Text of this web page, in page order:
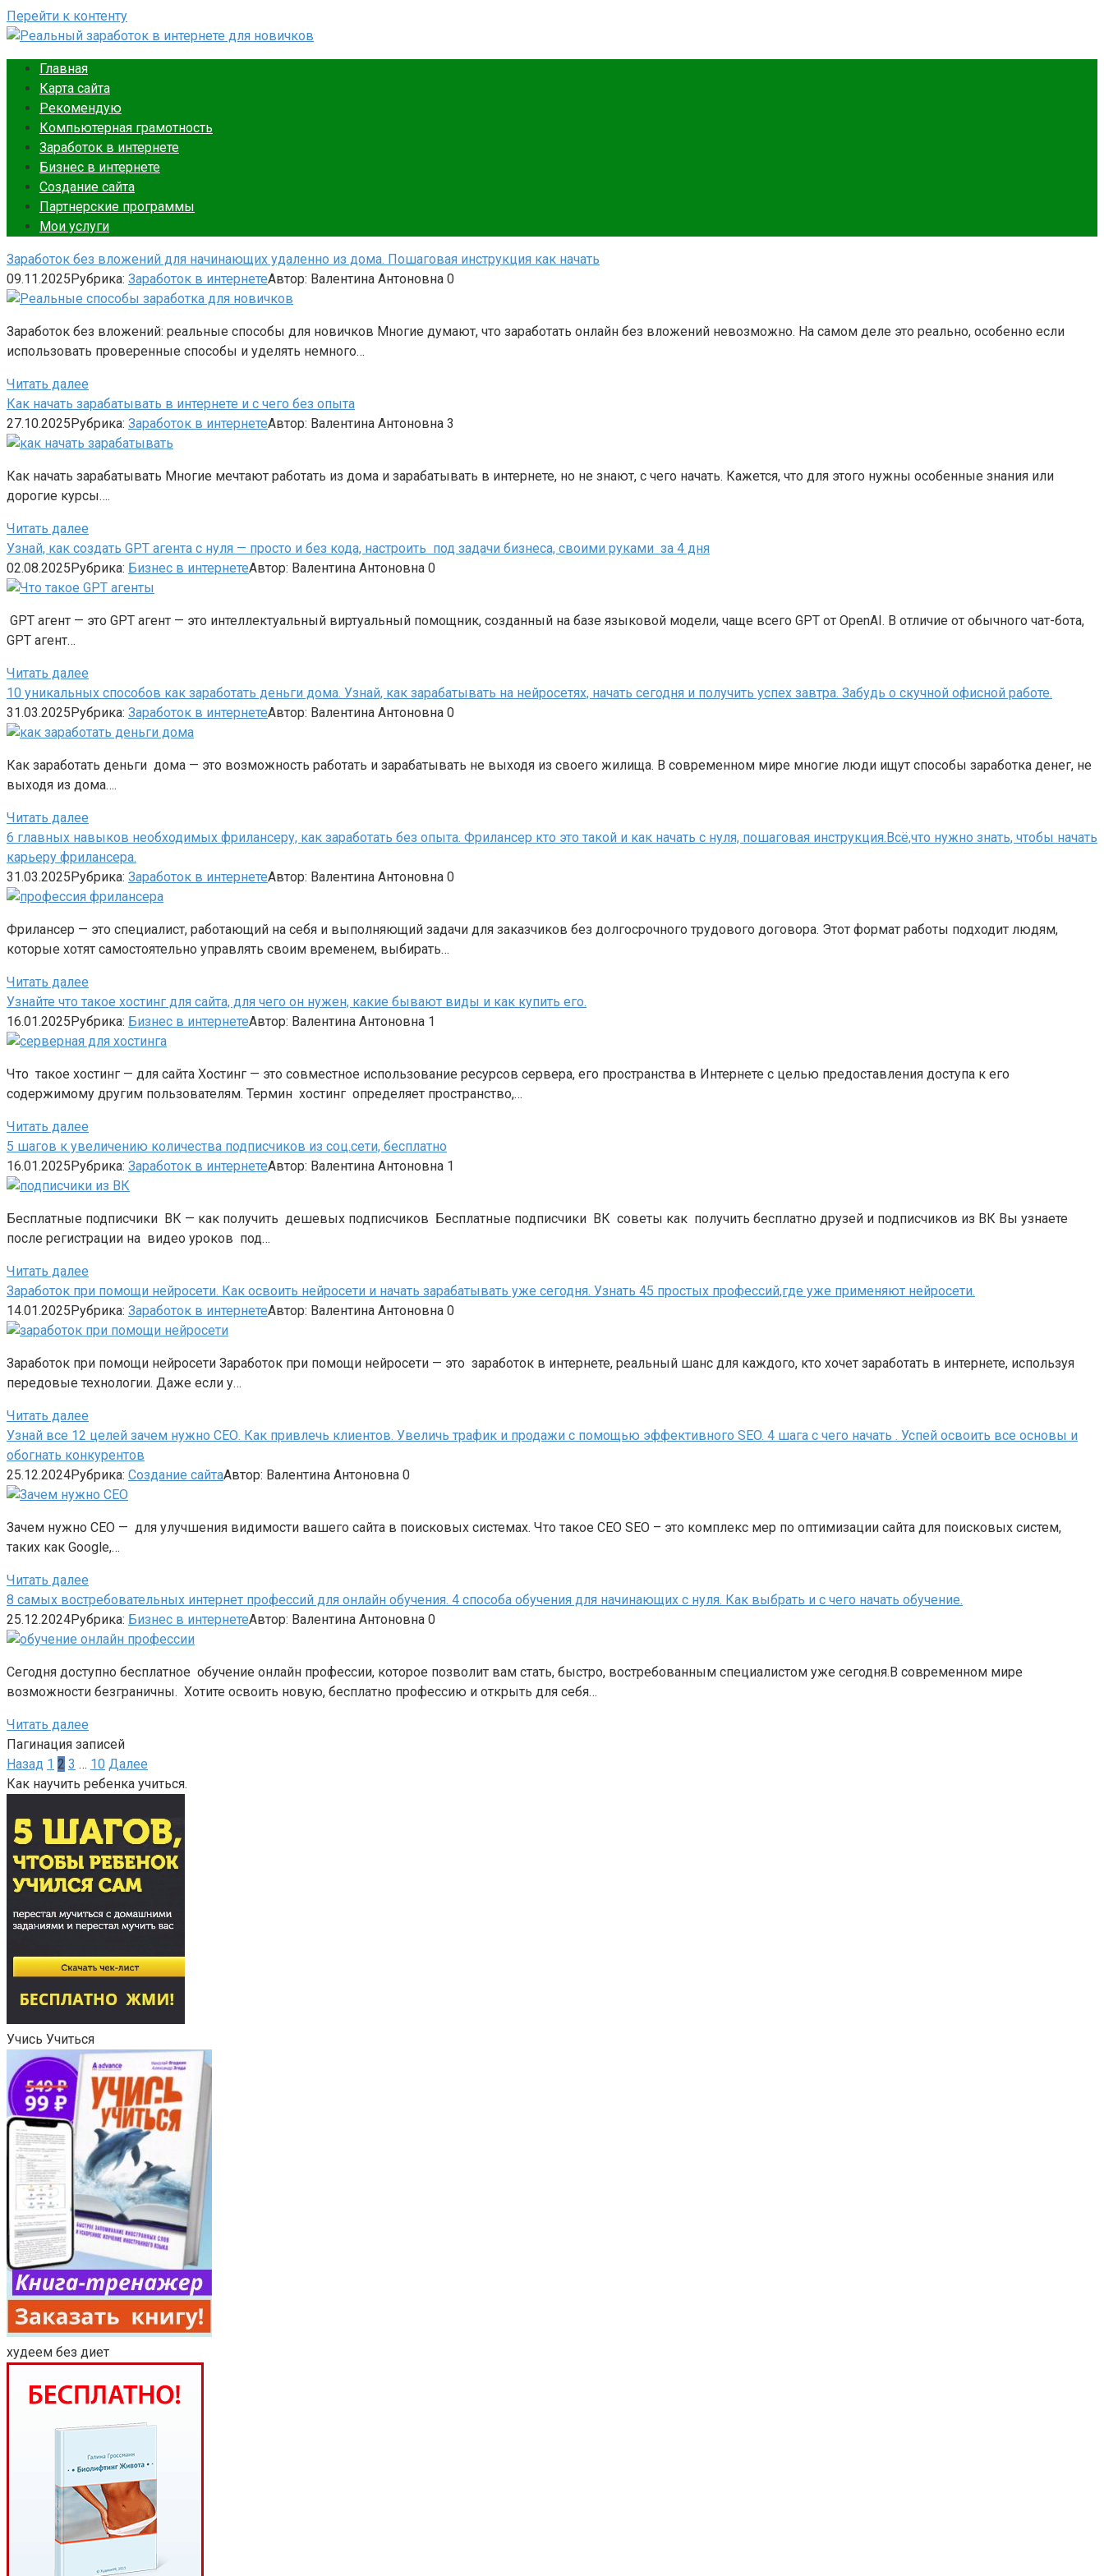
Перейти к контенту
Реальный заработок в интернете для новичков
Ваш путеводитель в мире онлайн-заработка. Подробные инструкции, советы и примеры для новичков. Начните зарабатывать уже сегодня.
Главная
Карта сайта
Рекомендую
Компьютерная грамотность
Заработок в интернете
Бизнес в интернете
Создание сайта
Партнерские программы
Мои услуги
Заработок без вложений для начинающих удаленно из дома. Пошаговая инструкция как начать
09.11.2025Рубрика: Заработок в интернетеАвтор: Валентина Антоновна 0
Заработок без вложений: реальные способы для новичков Многие думают, что заработать онлайн без вложений невозможно. На самом деле это реально, особенно если
использовать проверенные способы и уделять немного…
Читать далее
Как начать зарабатывать в интернете и с чего без опыта
27.10.2025Рубрика: Заработок в интернетеАвтор: Валентина Антоновна 3
Как начать зарабатывать Многие мечтают работать из дома и зарабатывать в интернете, но не знают, с чего начать. Кажется, что для этого нужны особенные знания или
дорогие курсы….
Читать далее
Узнай, как создать GPT агента с нуля — просто и без кода, настроить под задачи бизнеса, своими руками за 4 дня
02.08.2025Рубрика: Бизнес в интернетеАвтор: Валентина Антоновна 0
GPT агент — это GPT агент — это интеллектуальный виртуальный помощник, созданный на базе языковой модели, чаще всего GPT от OpenAI. В отличие от обычного чат-бота,
GPT агент…
Читать далее
10 уникальных способов как заработать деньги дома. Узнай, как зарабатывать на нейросетях, начать сегодня и получить успех завтра. Забудь о скучной офисной работе.
31.03.2025Рубрика: Заработок в интернетеАвтор: Валентина Антоновна 0
Как заработать деньги дома — это возможность работать и зарабатывать не выходя из своего жилища. В современном мире многие люди ищут способы заработка денег, не
выходя из дома….
Читать далее
6 главных навыков необходимых фрилансеру, как заработать без опыта. Фрилансер кто это такой и как начать с нуля, пошаговая инструкция.Всё,что нужно знать, чтобы начать
карьеру фрилансера.
31.03.2025Рубрика: Заработок в интернетеАвтор: Валентина Антоновна 0
Фрилансер — это специалист, работающий на себя и выполняющий задачи для заказчиков без долгосрочного трудового договора. Этот формат работы подходит людям,
которые хотят самостоятельно управлять своим временем, выбирать…
Читать далее
Узнайте что такое хостинг для сайта, для чего он нужен, какие бывают виды и как купить его.
16.01.2025Рубрика: Бизнес в интернетеАвтор: Валентина Антоновна 1
Что такое хостинг — для сайта Хостинг — это совместное использование ресурсов сервера, его пространства в Интернете с целью предоставления доступа к его
содержимому другим пользователям. Термин хостинг определяет пространство,…
Читать далее
5 шагов к увеличению количества подписчиков из соц.сети, бесплатно
16.01.2025Рубрика: Заработок в интернетеАвтор: Валентина Антоновна 1
Бесплатные подписчики ВК — как получить дешевых подписчиков Бесплатные подписчики ВК советы как получить бесплатно друзей и подписчиков из ВК Вы узнаете
после регистрации на видео уроков под…
Читать далее
Заработок при помощи нейросети. Как освоить нейросети и начать зарабатывать уже сегодня. Узнать 45 простых профессий,где уже применяют нейросети.
14.01.2025Рубрика: Заработок в интернетеАвтор: Валентина Антоновна 0
Заработок при помощи нейросети Заработок при помощи нейросети — это заработок в интернете, реальный шанс для каждого, кто хочет заработать в интернете, используя
передовые технологии. Даже если у…
Читать далее
Узнай все 12 целей зачем нужно СЕО. Как привлечь клиентов. Увеличь трафик и продажи с помощью эффективного SEO. 4 шага с чего начать . Успей освоить все основы и
обогнать конкурентов
25.12.2024Рубрика: Создание сайтаАвтор: Валентина Антоновна 0
Зачем нужно СЕО — для улучшения видимости вашего сайта в поисковых системах. Что такое СЕО SEO – это комплекс мер по оптимизации сайта для поисковых систем,
таких как Google,…
Читать далее
8 самых востребовательных интернет профессий для онлайн обучения. 4 способа обучения для начинающих с нуля. Как выбрать и с чего начать обучение.
25.12.2024Рубрика: Бизнес в интернетеАвтор: Валентина Антоновна 0
Сегодня доступно бесплатное обучение онлайн профессии, которое позволит вам стать, быстро, востребованным специалистом уже сегодня.В современном мире
возможности безграничны. Хотите освоить новую, бесплатно профессию и открыть для себя…
Читать далее
Пагинация записей
Назад 1 2 3 … 10 Далее
Как научить ребенка учиться.
Учись Учиться
худеем без диет